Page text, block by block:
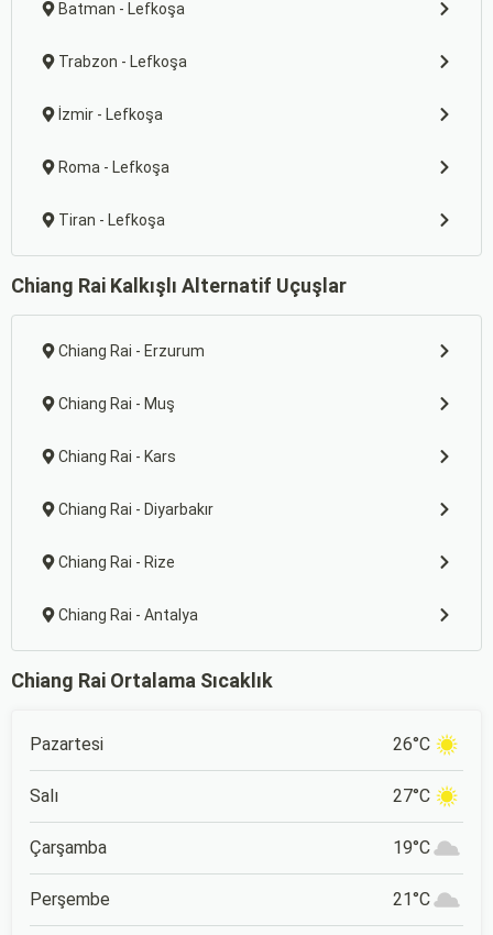
Batman - Lefkoşa
Trabzon - Lefkoşa
İzmir - Lefkoşa
Roma - Lefkoşa
Tiran - Lefkoşa
Chiang Rai Kalkışlı Alternatif Uçuşlar
Chiang Rai - Erzurum
Chiang Rai - Muş
Chiang Rai - Kars
Chiang Rai - Diyarbakır
Chiang Rai - Rize
Chiang Rai - Antalya
Chiang Rai Ortalama Sıcaklık
Pazartesi 26°C
Salı 27°C
Çarşamba 19°C
Perşembe 21°C